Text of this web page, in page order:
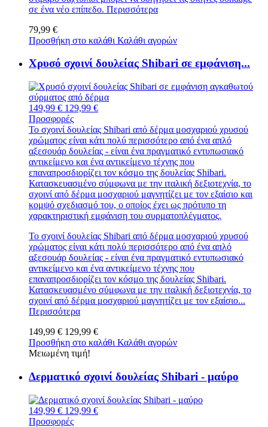
σε ένα νέο επίπεδο. Περισσότερα
79,99 €
Προσθήκη στο καλάθι Καλάθι αγορών
Χρυσό σχοινί δουλείας Shibari σε εμφάνιση...
149,99 € 129,99 €
Προσφορές
Το σχοινί δουλείας Shibari από δέρμα μοσχαριού χρυσού
χρώματος είναι κάτι πολύ περισσότερο από ένα απλό
αξεσουάρ δουλείας - είναι ένα πραγματικό εντυπωσιακό
αντικείμενο και ένα αντικείμενο τέχνης που
επαναπροσδιορίζει τον κόσμο της δουλείας Shibari.
Κατασκευασμένο σύμφωνα με την ιταλική δεξιοτεχνία, το
σχοινί από δέρμα μοσχαριού μαγνητίζει με τον εξαίσιο και
κομψό σχεδιασμό του, ο οποίος έχει ως πρότυπο τη
χαρακτηριστική εμφάνιση του συρματοπλέγματος.
Το σχοινί δουλείας Shibari από δέρμα μοσχαριού χρυσού
χρώματος είναι κάτι πολύ περισσότερο από ένα απλό
αξεσουάρ δουλείας - είναι ένα πραγματικό εντυπωσιακό
αντικείμενο και ένα αντικείμενο τέχνης που
επαναπροσδιορίζει τον κόσμο της δουλείας Shibari.
Κατασκευασμένο σύμφωνα με την ιταλική δεξιοτεχνία, το
σχοινί από δέρμα μοσχαριού μαγνητίζει με τον εξαίσιο...
Περισσότερα
149,99 € 129,99 €
Προσθήκη στο καλάθι Καλάθι αγορών
Μειωμένη τιμή!
Δερματικό σχοινί δουλείας Shibari - μαύρο
149,99 € 129,99 €
Προσφορές